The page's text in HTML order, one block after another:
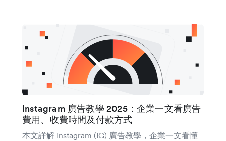
Instagram 廣告教學 2025：企業一文看廣告
費用、收費時間及付款方式
本文詳解 Instagram (IG) 廣告教學，企業一文看懂